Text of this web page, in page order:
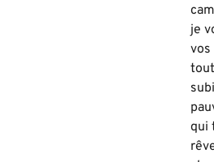
je
vos
qui